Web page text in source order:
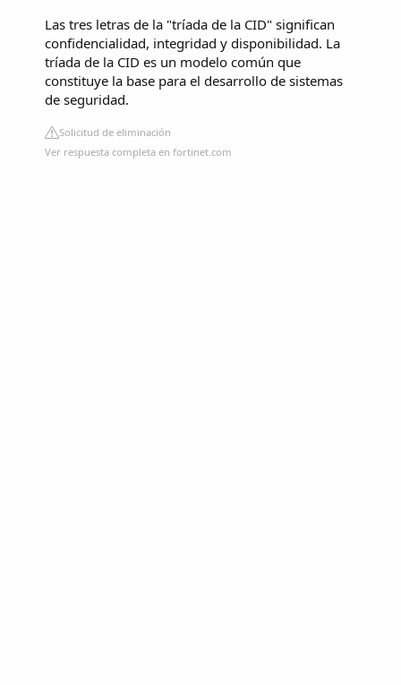
Las tres letras de la "tríada de la CID" significan
confidencialidad, integridad y disponibilidad. La
tríada de la CID es un modelo común que
constituye la base para el desarrollo de sistemas
de seguridad.
Solicitud de eliminación
Ver respuesta completa en fortinet.com